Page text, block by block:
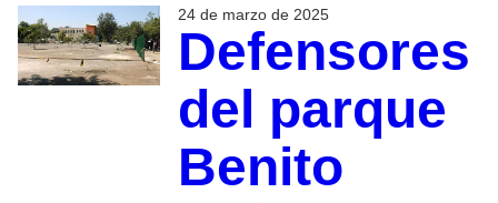
24 de marzo de 2025
Defensores
del parque
Benito